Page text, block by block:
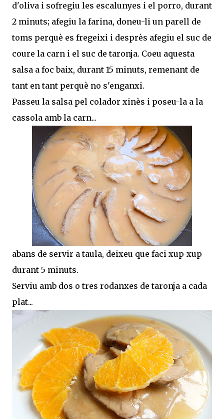
d'oliva i sofregiu les escalunyes i el porro, durant
2 minuts; afegiu la farina, doneu-li un parell de
toms perquè es fregeixi i desprès afegiu el suc de
coure la carn i el suc de taronja. Coeu aquesta
salsa a foc baix, durant 15 minuts, remenant de
tant en tant perquè no s'enganxi.
Passeu la salsa pel colador xinès i poseu-la a la
cassola amb la carn...
abans de servir a taula, deixeu que faci xup-xup
durant 5 minuts.
Serviu amb dos o tres rodanxes de taronja a cada
plat...